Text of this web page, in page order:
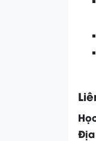
Địa